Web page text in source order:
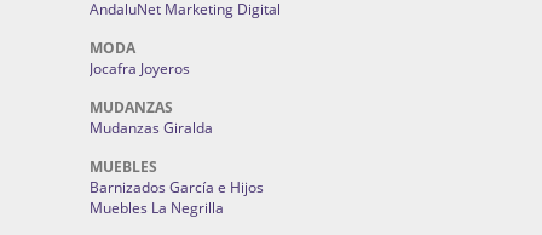
Grupos y Entrevistas
AndaluNet Marketing Digital
MODA
Jocafra Joyeros
MUDANZAS
Mudanzas Giralda